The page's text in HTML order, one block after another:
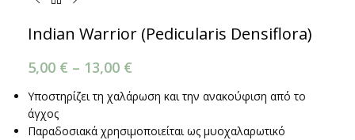
Indian Warrior (Pedicularis Densiflora)
5,00 € – 13,00 €
Υποστηρίζει τη χαλάρωση και την ανακούφιση από το
άγχος
Παραδοσιακά χρησιμοποιείται ως μυοχαλαρωτικό